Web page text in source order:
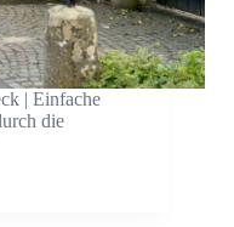
| Einfache
die